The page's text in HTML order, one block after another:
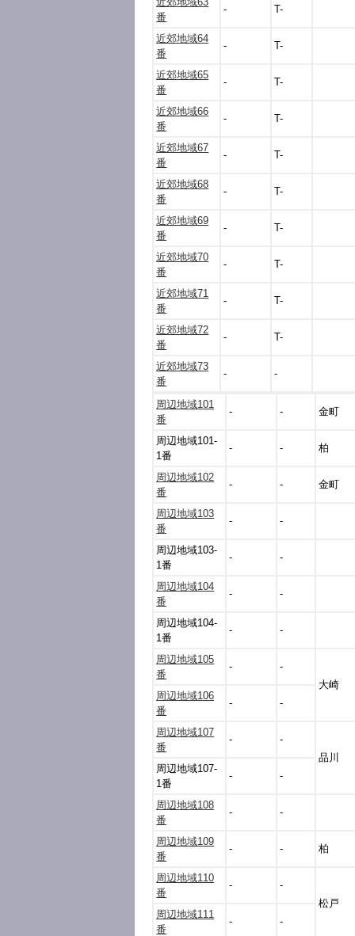
番
- T-
近郊地域64
番
- T-
近郊地域65
番
- T-
近郊地域66
番
- T-
近郊地域67
番
- T-
近郊地域68
番
- T-
近郊地域69
番
- T-
近郊地域70
番
- T-
近郊地域71
番
- T-
近郊地域72
番
- T-
近郊地域73
番
- -
周辺地域101
番
- - 金町
周辺地域101-
1番
- - 柏
周辺地域102
番
- - 金町
周辺地域103
番
- -
周辺地域103-
1番
- -
周辺地域104
番
- -
周辺地域104-
1番
- -
周辺地域105
番
-
-
大崎
周辺地域106
番
- -
周辺地域107
番
-
-
品川
周辺地域107-
1番
- -
周辺地域108
番
- -
周辺地域109
番
- - 柏
周辺地域110
番
-
-
松戸
周辺地域111
番
- -